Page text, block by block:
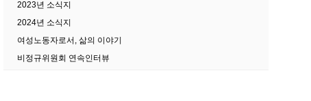
2023년 소식지
2024년 소식지
여성노동자로서, 삶의 이야기
비정규위원회 연속인터뷰